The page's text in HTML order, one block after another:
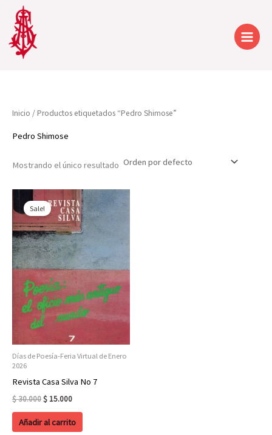
contenido
Inicio / Productos etiquetados “Pedro Shimose”
Pedro Shimose
Mostrando el único resultado
Sale!
Días de Poesía-Feria Virtual de Enero
2026
Revista Casa Silva No 7
$30.000 Original
was:
$ 15.000Current
is:
$ 15.000.
Añadir al carrito